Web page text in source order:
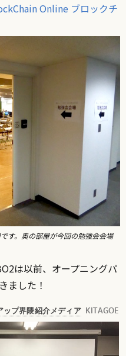
Online ブロックチ
す。奥の部屋が今回の勉強会会場
は以前、オープニングパ
ました！